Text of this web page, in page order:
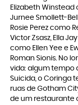
Elizabeth
Jurnee Smollett-
Rosie Perez como
Victor Zsasz, Ella
como Ellen Yee e
Roman Sionis. No
vida: algum tempo
Suicida, o Coringa
ruas de Gotham
de um restaurante